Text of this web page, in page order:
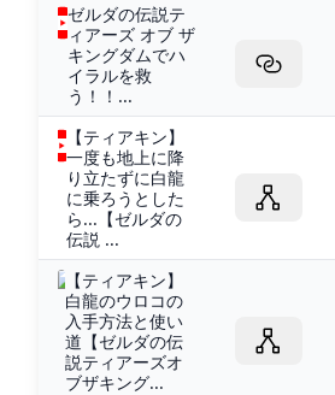
ゼルダの伝説テ
ィアーズ オブ ザ
キングダムでハ
イラルを救
う！！...
【ティアキン】
一度も地上に降
り立たずに白龍
に乗ろうとした
ら...【ゼルダの
伝説 ...
【ティアキン】
白龍のウロコの
入手方法と使い
道【ゼルダの伝
説ティアーズオ
ブザキング...